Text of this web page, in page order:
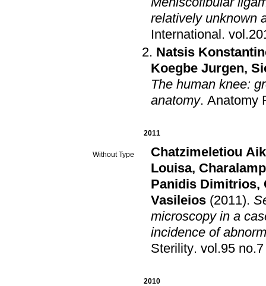
relatively unknown
International .
Natsis
Koegbe Jurgen,
The human knee:
anatomy. Anatomy
2011
Without Type
Chatzimeletiou
Louisa,
Panidis Dimitrios,
Vasileios (2011).
microscopy in a
incidence of
Sterility.
2010